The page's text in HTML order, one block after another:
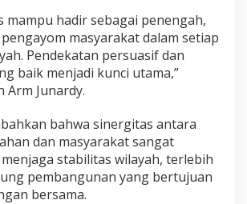
mampu hadir sebagai penengah,
masyarakat dalam setiap
Pendekatan persuasif dan
baik menjadi kunci utama,”
Arm Junardy.
bahwa sinergitas antara
dan masyarakat sangat
stabilitas wilayah, terlebih
pembangunan yang bertujuan
bersama.